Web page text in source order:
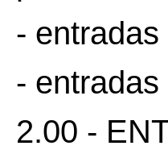
-
-
2.00 -